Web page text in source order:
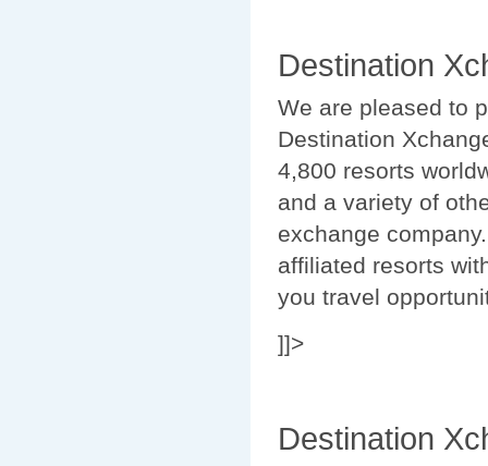
Destination
We are pleased to
Destination
4,800 resorts
and a variety of
exchange
affiliated resorts
you travel
]]>
Destination